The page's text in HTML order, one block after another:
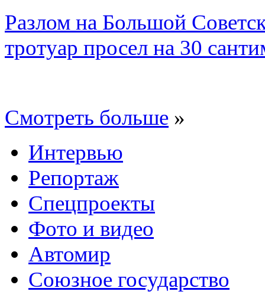
Разлом на Большой
тротуар просел на 30
Смотреть больше »
Интервью
Репортаж
Спецпроекты
Фото и видео
Автомир
Союзное государство